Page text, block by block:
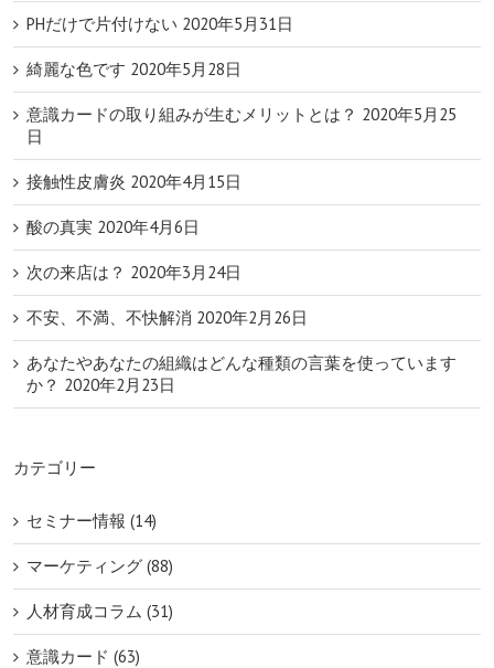
PHだけで片付けない 2020年5月31日
綺麗な色です 2020年5月28日
意識カードの取り組みが生むメリットとは？ 2020年5月25
日
接触性皮膚炎 2020年4月15日
酸の真実 2020年4月6日
次の来店は？ 2020年3月24日
不安、不満、不快解消 2020年2月26日
あなたやあなたの組織はどんな種類の言葉を使っています
か？ 2020年2月23日
カテゴリー
セミナー情報 (14)
マーケティング (88)
人材育成コラム (31)
意識カード (63)